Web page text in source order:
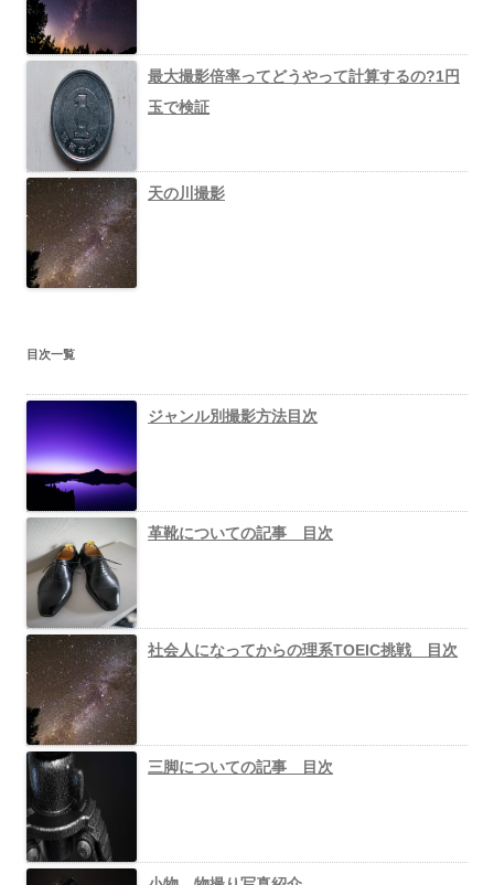
最大撮影倍率ってどうやって計算するの?1円
玉で検証
天の川撮影
目次一覧
ジャンル別撮影方法目次
革靴についての記事 目次
社会人になってからの理系TOEIC挑戦 目次
三脚についての記事 目次